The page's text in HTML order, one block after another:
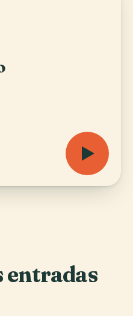
entradas